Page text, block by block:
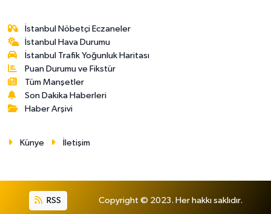
İstanbul Nöbetçi Eczaneler
İstanbul Hava Durumu
İstanbul Trafik Yoğunluk Haritası
Puan Durumu ve Fikstür
Tüm Manşetler
Son Dakika Haberleri
Haber Arşivi
Künye İletişim
RSS Copyright © 2023. Her hakkı saklıdır.